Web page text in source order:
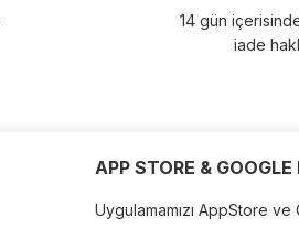
14 gün
iade
APP STORE & GOOGLE
Uygulamamızı AppStore ve